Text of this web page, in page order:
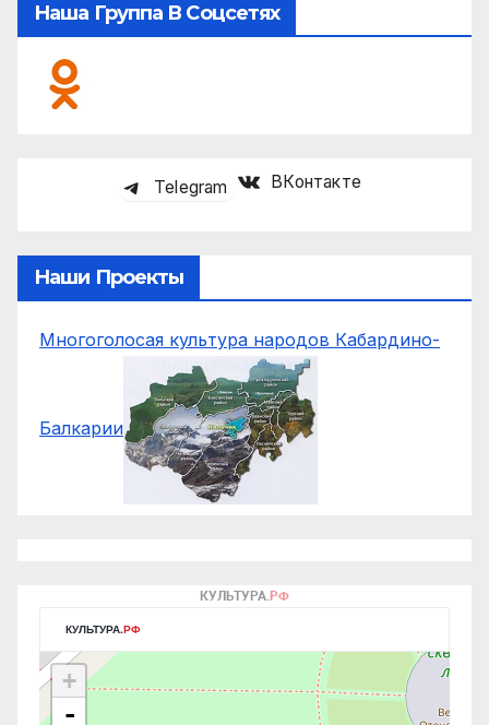
Наша Группа В Соцсетях
Telegram ВКонтакте
Наши Проекты
Многоголосая культура народов Кабардино-
Балкарии